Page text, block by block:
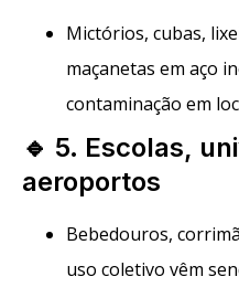
Mictórios, cubas,
maçanetas em aço
contaminação em
🔹 5. Escolas,
aeroportos
Bebedouros,
uso coletivo vêm